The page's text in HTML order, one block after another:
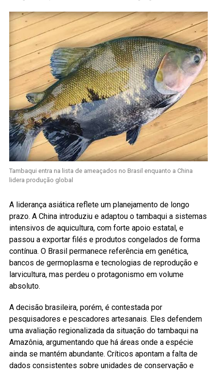
Tambaqui entra na lista de ameaçados no Brasil enquanto a China
lidera produção global
A liderança asiática reflete um planejamento de longo
prazo. A China introduziu e adaptou o tambaqui a sistemas
intensivos de aquicultura, com forte apoio estatal, e
passou a exportar filés e produtos congelados de forma
contínua. O Brasil permanece referência em genética,
bancos de germoplasma e tecnologias de reprodução e
larvicultura, mas perdeu o protagonismo em volume
absoluto.
A decisão brasileira, porém, é contestada por
pesquisadores e pescadores artesanais. Eles defendem
uma avaliação regionalizada da situação do tambaqui na
Amazônia, argumentando que há áreas onde a espécie
ainda se mantém abundante. Críticos apontam a falta de
dados consistentes sobre unidades de conservação e